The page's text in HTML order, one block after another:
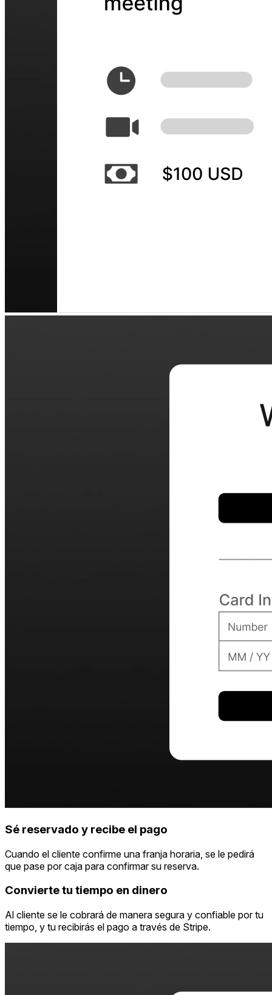
Sé reservado y recibe el pago
Cuando el cliente confirme una franja horaria, se le pedirá
que pase por caja para confirmar su reserva.
Convierte tu tiempo en dinero
Al cliente se le cobrará de manera segura y confiable por tu
tiempo, y tu recibirás el pago a través de Stripe.